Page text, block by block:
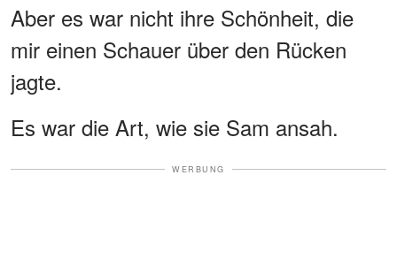
Aber es war nicht ihre Schönheit, die
mir einen Schauer über den Rücken
jagte.
Es war die Art, wie sie Sam ansah.
WERBUNG